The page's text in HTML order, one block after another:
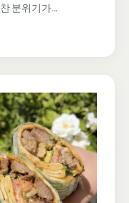
분위기가…